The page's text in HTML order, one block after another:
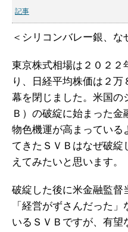
記事
＜シリコンバレー銀、な
東京株式相場は２０２２
り、日経平均株価は２
幕を閉じました。米国の
Ｂ）の破綻に始まった
物色機運が高まっている
てきたＳＶＢはなぜ破
えてみたいと思います。
破綻した後に米金融監督
「経営がずさんだった
いるＳＶＢですが、有望